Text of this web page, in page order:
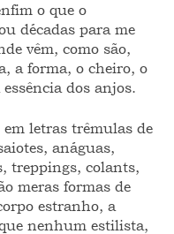
o que o
décadas para me
vêm, como são,
a forma, o cheiro, o
dos anjos.
letras trêmulas de
anáguas,
treppings, colants,
meras formas de
estranho, a
nenhum estilista,